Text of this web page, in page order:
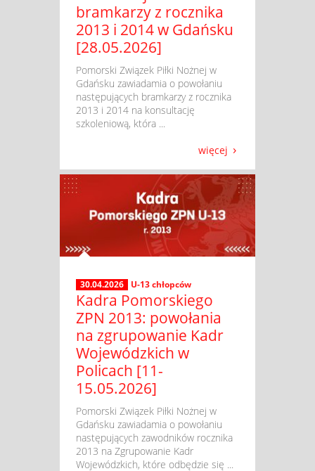
bramkarzy z rocznika
2013 i 2014 w Gdańsku
[28.05.2026]
​ Pomorski Związek Piłki Nożnej w
Gdańsku zawiadamia o powołaniu
następujących bramkarzy z rocznika
2013 i 2014 na konsultację
szkoleniową, która ...
więcej
30.04.2026 U-13 chłopców
Kadra Pomorskiego
ZPN 2013: powołania
na zgrupowanie Kadr
Wojewódzkich w
Policach [11-
15.05.2026]
​ Pomorski Związek Piłki Nożnej w
Gdańsku zawiadamia o powołaniu
następujących zawodników rocznika
2013 na Zgrupowanie Kadr
Wojewódzkich, które odbędzie się ...